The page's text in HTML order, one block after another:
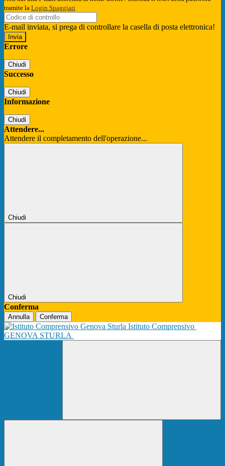
tramite la Login Spaggiari
E-mail inviata, si prega di controllare la casella di posta elettronica!
Errore
Chiudi
Successo
Chiudi
Informazione
Chiudi
Attendere...
Attendere il completamento dell'operazione...
Chiudi
Chiudi
Conferma
Annulla Conferma
Istituto Comprensivo
GENOVA STURLA